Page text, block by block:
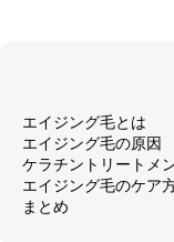
エイジング毛とは
エイジング毛の原因
ケラチントリートメ
エイジング毛のケア
まとめ